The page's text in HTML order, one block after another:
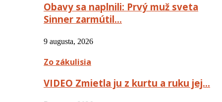
Obavy sa naplnili: Prvý muž sveta
Sinner zarmútil…
9 augusta, 2026
Zo zákulisia
VIDEO Zmietla ju z kurtu a ruku jej…